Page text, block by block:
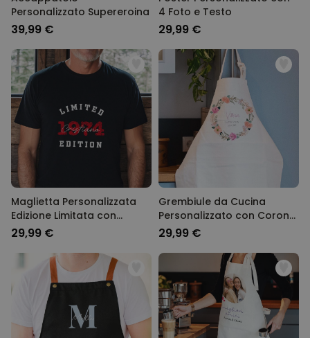
Personalizzato Supereroina
39,99 €
4 Foto e Testo
29,99 €
Maglietta Personalizzata
Edizione Limitata con
Annata
29,99 €
Grembiule da Cucina
Personalizzato con Corona
Floreale e Testo
29,99 €